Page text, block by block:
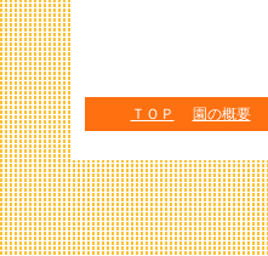
ＴＯＰ 園の概要